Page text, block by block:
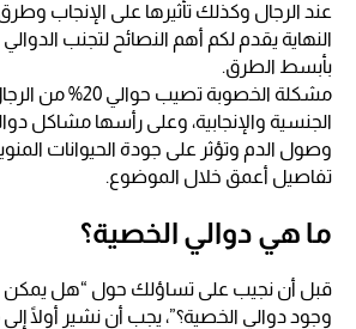
عند الرجال وكذلك تأثيرها على الإنجاب
النهاية يقدم لكم أهم النصائح لتجنب الدوالي
بأبسط الطرق.
مشكلة الخصوبة
الجنسية والإنجابية، وعلى رأسها مشاكل
وصول الدم وتؤثر على جودة الحيوانات
تفاصيل أعمق خلال الموضوع.
ما هي دوالي الخصية؟
قبل أن نجيب على تساؤلك حول “هل
وجود دوالي الخصية؟”، يجب أن نشير أولًا